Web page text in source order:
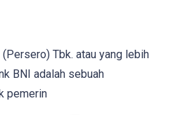
Tbk. atau yang lebih
BNI adalah sebuah
pemerin